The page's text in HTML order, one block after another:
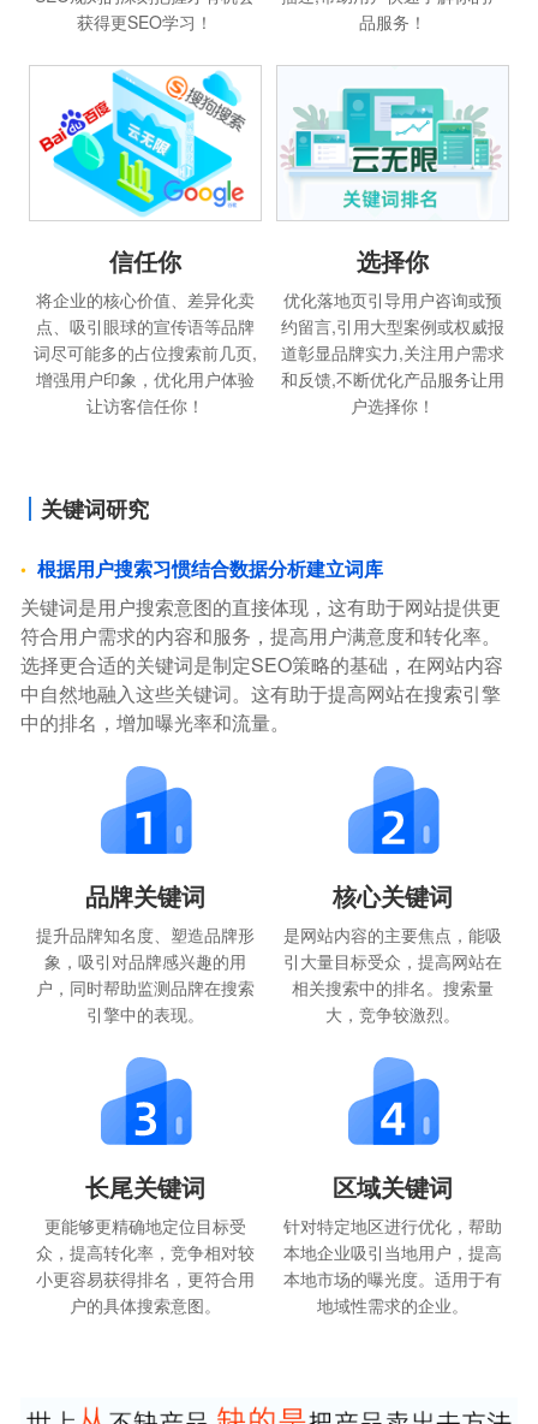
获得更SEO学习！
品服务！
信任你
将企业的核心价值、差异化卖
点、吸引眼球的宣传语等品牌
词尽可能多的占位搜索前几页,
增强用户印象，优化用户体验
让访客信任你！
选择你
优化落地页引导用户咨询或预
约留言,引用大型案例或权威报
道彰显品牌实力,关注用户需求
和反馈,不断优化产品服务让用
户选择你！
关键词研究
根据用户搜索习惯结合数据分析建立词库
关键词是用户搜索意图的直接体现，这有助于网站提供更
符合用户需求的内容和服务，提高用户满意度和转化率。
选择更合适的关键词是制定SEO策略的基础，在网站内容
中自然地融入这些关键词。这有助于提高网站在搜索引擎
中的排名，增加曝光率和流量。
品牌关键词
提升品牌知名度、塑造品牌形
象，吸引对品牌感兴趣的用
户，同时帮助监测品牌在搜索
引擎中的表现。
核心关键词
是网站内容的主要焦点，能吸
引大量目标受众，提高网站在
相关搜索中的排名。搜索量
大，竞争较激烈。
长尾关键词
更能够更精确地定位目标受
众，提高转化率，竞争相对较
小更容易获得排名，更符合用
户的具体搜索意图。
区域关键词
针对特定地区进行优化，帮助
本地企业吸引当地用户，提高
本地市场的曝光度。适用于有
地域性需求的企业。